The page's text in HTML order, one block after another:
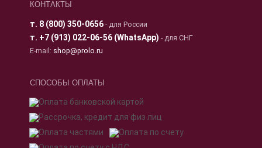
КОНТАКТЫ
т. 8 (800) 350-0656- для России
т. +7 (913) 022-06-56 (WhatsApp) - для СНГ
E-mail: shop@prolo.ru
СПОСОБЫ ОПЛАТЫ